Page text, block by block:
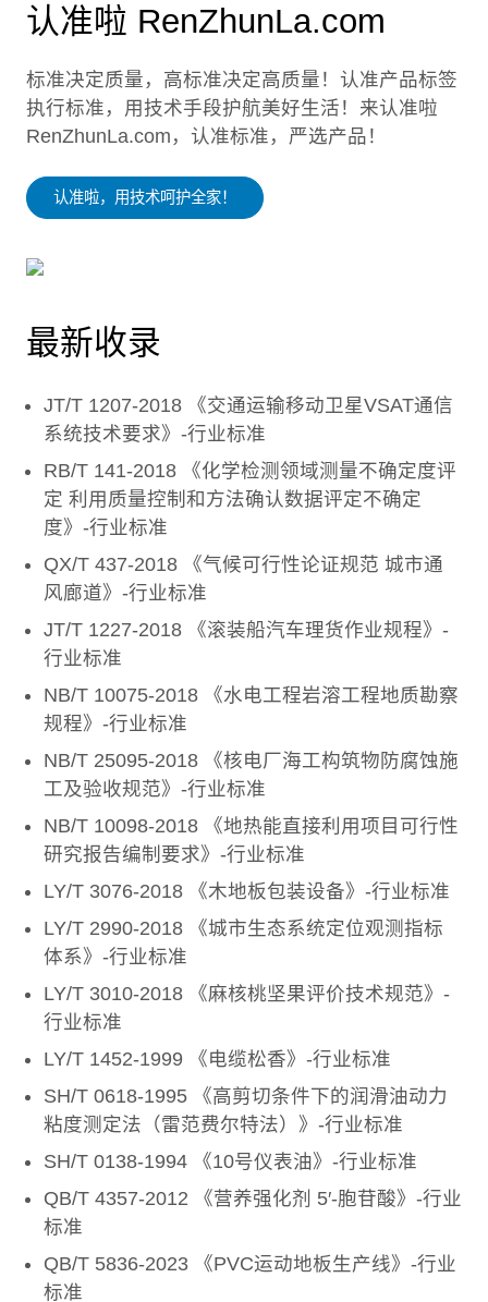
认准啦 RenZhunLa.com
标准决定质量，高标准决定高质量！认准产品标签
执行标准，用技术手段护航美好生活！来认准啦
RenZhunLa.com，认准标准，严选产品！
认准啦，用技术呵护全家！
最新收录
JT/T 1207-2018 《交通运输移动卫星VSAT通信
系统技术要求》-行业标准
RB/T 141-2018 《化学检测领域测量不确定度评
定 利用质量控制和方法确认数据评定不确定
度》-行业标准
QX/T 437-2018 《气候可行性论证规范 城市通
风廊道》-行业标准
JT/T 1227-2018 《滚装船汽车理货作业规程》-
行业标准
NB/T 10075-2018 《水电工程岩溶工程地质勘察
规程》-行业标准
NB/T 25095-2018 《核电厂海工构筑物防腐蚀施
工及验收规范》-行业标准
NB/T 10098-2018 《地热能直接利用项目可行性
研究报告编制要求》-行业标准
LY/T 3076-2018 《木地板包装设备》-行业标准
LY/T 2990-2018 《城市生态系统定位观测指标
体系》-行业标准
LY/T 3010-2018 《麻核桃坚果评价技术规范》-
行业标准
LY/T 1452-1999 《电缆松香》-行业标准
SH/T 0618-1995 《高剪切条件下的润滑油动力
粘度测定法（雷范费尔特法）》-行业标准
SH/T 0138-1994 《10号仪表油》-行业标准
QB/T 4357-2012 《营养强化剂 5′-胞苷酸》-行业
标准
QB/T 5836-2023 《PVC运动地板生产线》-行业
标准